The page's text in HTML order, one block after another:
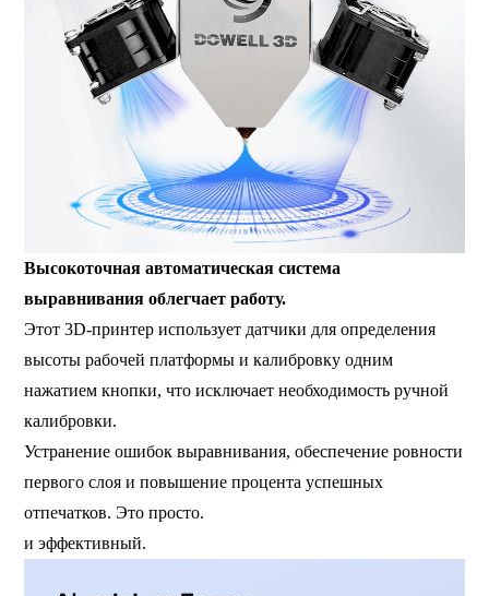
Высокоточная автоматическая система
выравнивания облегчает работу.
Этот 3D-принтер использует датчики для определения
высоты рабочей платформы и калибровку одним
нажатием кнопки, что исключает необходимость ручной
калибровки.
Устранение ошибок выравнивания, обеспечение ровности
первого слоя и повышение процента успешных
отпечатков. Это просто.
и эффективный.